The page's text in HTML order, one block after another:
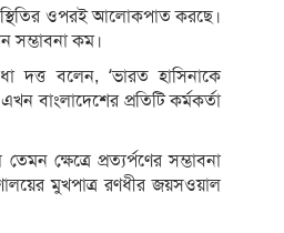
ওপরই আলোকপাত করছে।
সম্ভাবনা কম।
দত্ত বলেন, ‘ভারত হাসিনাকে
বাংলাদেশের প্রতিটি কর্মকর্তা
ক্ষেত্রে প্রত্যর্পণের সম্ভাবনা
মুখপাত্র রণধীর জয়সওয়াল